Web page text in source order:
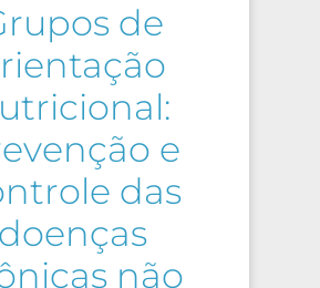
de
e
das
doenças
não